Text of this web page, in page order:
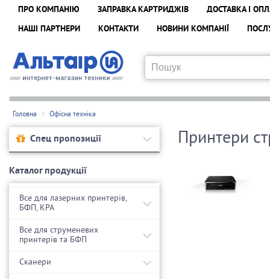
ПРО КОМПАНІЮ ЗАПРАВКА КАРТРИДЖІВ
ДОСТАВКА І
НАШІ ПАРТНЕРИ
КОНТАКТИ НОВИНИ КОМПАНІЇ
Головна Офісна техніка
Спец пропозиції
Каталог продукції
Все для лазерних принтерів,
БФП, КРА
Все для струменевих
принтерів та БФП
Сканери
Принтери